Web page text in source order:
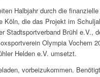
Halbjahr durch die
Köln, die das Projekt im
Stadtsportverband Brühl e.V.,
Olympia Vochem
Helden e.V. umsetzt.
vorbeizukommen.